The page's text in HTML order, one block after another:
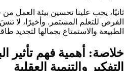
ثانيًا، يجب علينا تحسين بيئة العمل
الفرص للتعلم المستمر. وأخيرًا، لا
الطبيعة والاستمتاع بجمالها لتجديد
خلاصة: أهمية فهم تأثير
التفكير والتنمية العقلية